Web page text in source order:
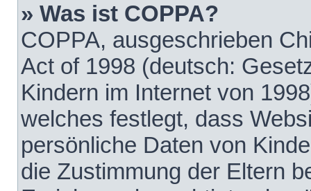
» Was ist COPPA?
COPPA, ausgeschrieben
Act of 1998 (deutsch:
Kindern im Internet von
welches festlegt, dass
persönliche Daten von
die Zustimmung der Eltern